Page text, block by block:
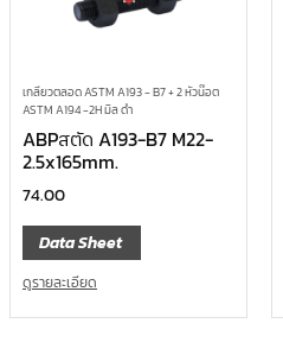
เกลียวตลอด ASTM A193 - B7 + 2 หัวน๊อต
ASTM A194 -2H มิล ดำ
ABPสตัด A193-B7 M22-
2.5x165mm.
74.00
Data Sheet
ดูรายละเอียด